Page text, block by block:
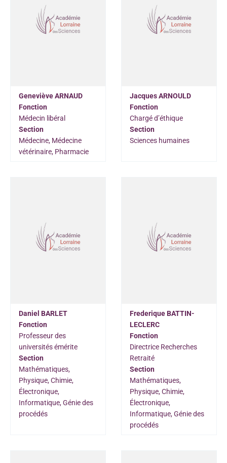
Geneviève ARNAUD
Fonction
Médecin libéral
Section
Médecine, Médecine
vétérinaire, Pharmacie
Jacques ARNOULD
Fonction
Chargé d’éthique
Section
Sciences humaines
Daniel BARLET
Fonction
Professeur des
universités émérite
Section
Mathématiques,
Physique, Chimie,
Électronique,
Informatique, Génie des
procédés
Frederique BATTIN-
LECLERC
Fonction
Directrice Recherches
Retraité
Section
Mathématiques,
Physique, Chimie,
Électronique,
Informatique, Génie des
procédés